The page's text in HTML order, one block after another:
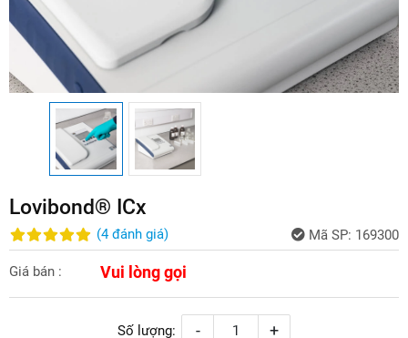
Lovibond® ICx
(4đánh giá) Mã SP: 169300
Giá bán : Vui lòng gọi
Số lượng: - +